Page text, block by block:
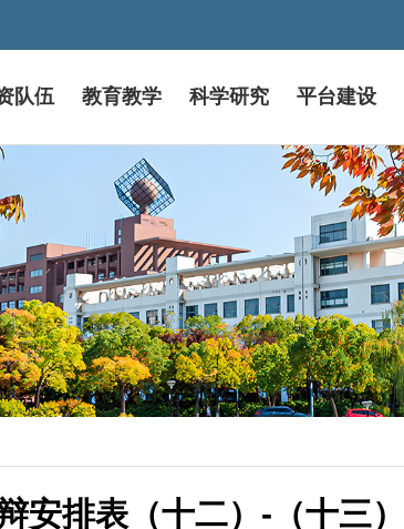
队伍 教育教学 科学研究 平台建设
安排表（十二）-（十三）